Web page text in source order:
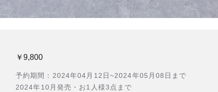
￥9,800
予約期間：2024年04月12日~2024年05月08日まで
2024年10月発売・お1人様3点まで